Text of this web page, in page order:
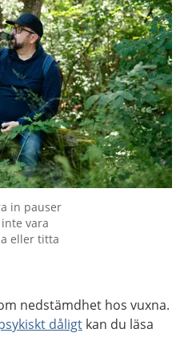
in pauser
vara
eller titta
nedstämdhet hos vuxna.
dåligt kan du läsa